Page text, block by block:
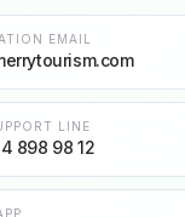
EMAIL
LINE
898 98 12